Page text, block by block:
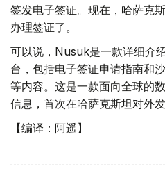
签发电子签证。现在，哈萨克
办理签证了。
可以说，Nusuk是一款详细介
台，包括电子签证申请指南和
等内容。这是一款面向全球的
信息，首次在哈萨克斯坦对外发
【编译：阿遥】